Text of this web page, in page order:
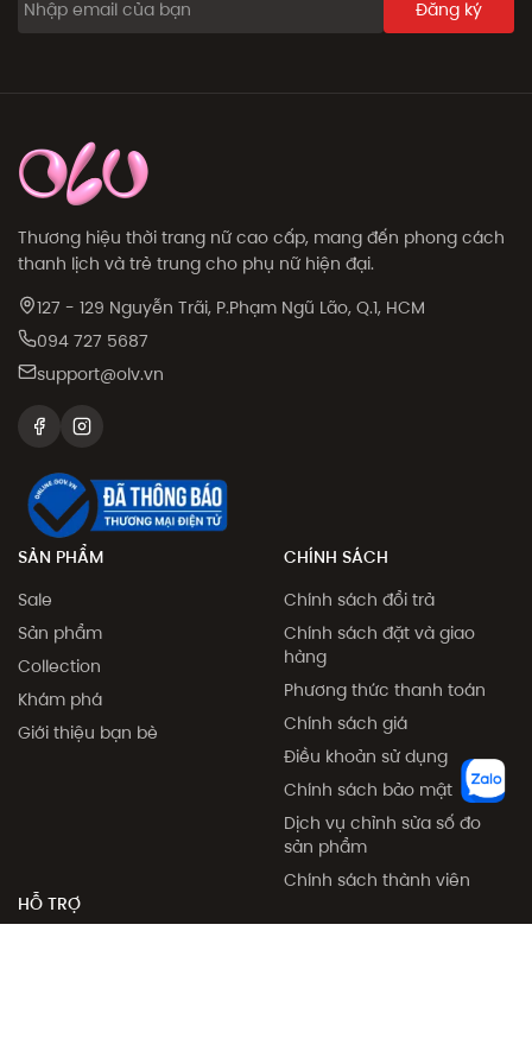
Đăng ký
Thương hiệu thời trang nữ cao cấp, mang đến phong cách
thanh lịch và trẻ trung cho phụ nữ hiện đại.
127 - 129 Nguyễn Trãi, P.Phạm Ngũ Lão, Q.1, HCM
094 727 5687
support@olv.vn
SẢN PHẨM
Sale
Sản phẩm
Collection
Khám phá
Giới thiệu bạn bè
CHÍNH SÁCH
Chính sách đổi trả
Chính sách đặt và giao
hàng
Phương thức thanh toán
Chính sách giá
Điều khoản sử dụng
Chính sách bảo mật
Dịch vụ chỉnh sửa số đo
sản phẩm
Chính sách thành viên
HỖ TRỢ